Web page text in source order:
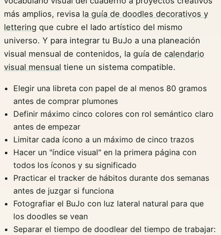
más amplios, revisa la guía de doodles decorativos y
lettering que cubre el lado artístico del mismo
universo. Y para integrar tu BuJo a una planeación
visual mensual de contenidos, la guía de calendario
visual mensual tiene un sistema compatible.
Elegir una libreta con papel de al menos 80 gramos
antes de comprar plumones
Definir máximo cinco colores con rol semántico claro
antes de empezar
Limitar cada ícono a un máximo de cinco trazos
Hacer un "índice visual" en la primera página con
todos los íconos y su significado
Practicar el tracker de hábitos durante dos semanas
antes de juzgar si funciona
Fotografiar el BuJo con luz lateral natural para que
los doodles se vean
Separar el tiempo de doodlear del tiempo de trabajar: